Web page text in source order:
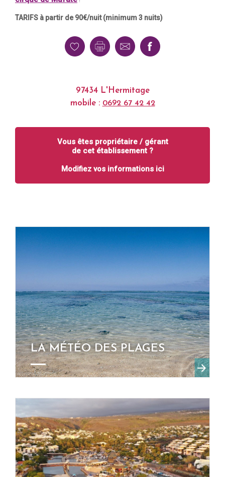
TARIFS à partir de 90€/nuit (minimum 3 nuits)
97434 L'Hermitage
mobile : 0692 67 42 42
Vous êtes propriétaire / gérant
de cet établissement ?
Modifiez vos informations ici
LA MÉTÉO DES PLAGES